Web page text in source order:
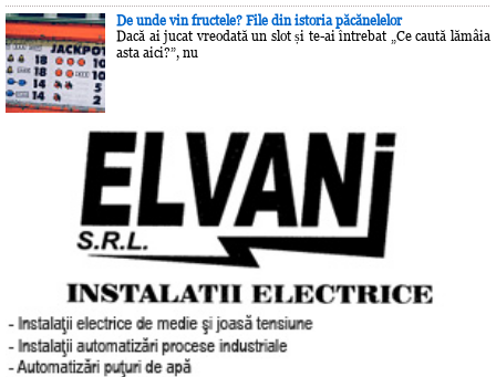
De unde vin fructele? File din istoria păcănelelor
Dacă ai jucat vreodată un slot și te-ai întrebat „Ce caută lămâia
asta aici?”, nu